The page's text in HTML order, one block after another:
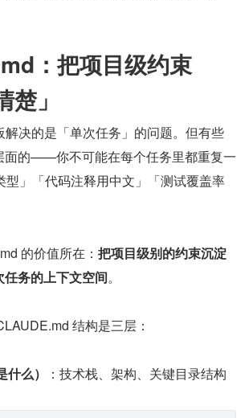
：把项目级约束
楚」
解决的是「单次任务」的问题。但有些
面的——你不可能在每个任务里都重复一
型」「代码注释用中文」「测试覆盖率
的价值所在： 把项目级别的约束沉淀
务的上下文空间。
结构是三层：
么） ：技术栈、架构、关键目录结构